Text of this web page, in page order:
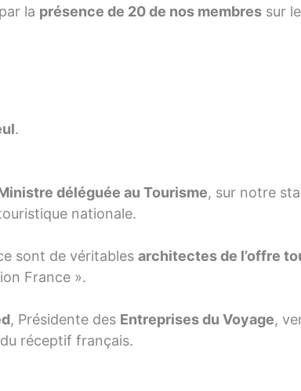
la présence de 20 de nos membres sur
.
déléguée au Tourisme, sur notre
nationale.
sont de véritables architectes de l’offre
France ».
, Présidente des Entreprises du Voyage,
réceptif français.